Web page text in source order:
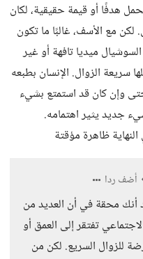
هدفًا أو قيمة حقيقية، لكان
مع الأسف، غالبًا ما تكون
ميديا تافهة أو غير
سريعة الزوال. الإنسان بطبعه
وإن كان قد استمتع بشيء
جديد يثير اهتمامه.
ظاهرة مؤقتة
أضف ردا
أنك محقة في أن العديد من
تفتقر إلى العمق أو
للزوال السريع. لكن من